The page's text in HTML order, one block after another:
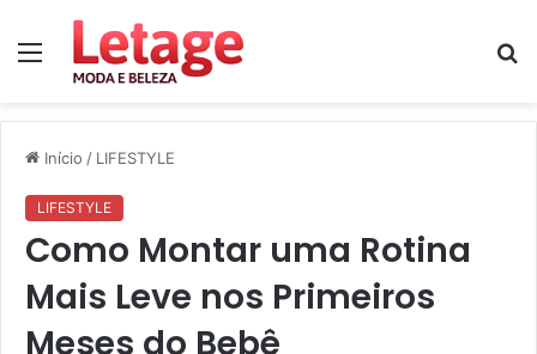
Menu
Início / LIFESTYLE
LIFESTYLE
Como Montar uma Rotina
Mais Leve nos Primeiros
Meses do Bebê